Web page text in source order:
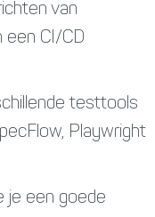
van
een CI/CD
testtools
Playwright
je een goede